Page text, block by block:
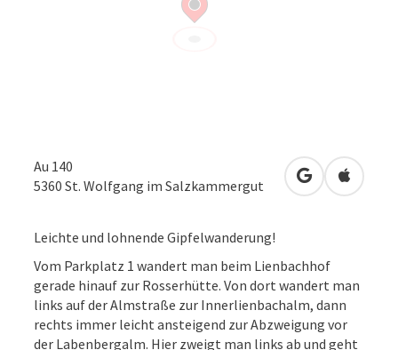
Au 140
5360 St. Wolfgang im Salzkammergut in Google
in
Leichte und lohnende Gipfelwanderung!
Vom Parkplatz 1 wandert man beim Lienbachhof
gerade hinauf zur Rosserhütte. Von dort wandert man
links auf der Almstraße zur Innerlienbachalm, dann
rechts immer leicht ansteigend zur Abzweigung vor
der Labenbergalm. Hier zweigt man links ab und geht